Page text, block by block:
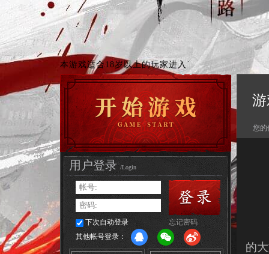
本游戏适合18岁以上的玩家进入
用户登录/Login
下次自动登录
忘记密码
其他帐号登录：
您的
的